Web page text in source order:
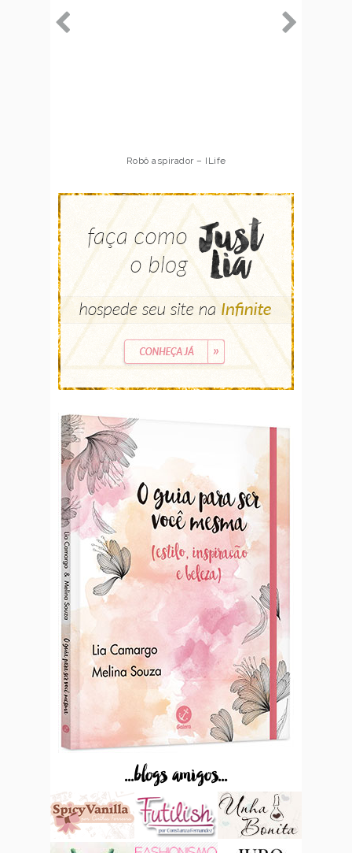
Robô aspirador – ILife
...blogs amigos...